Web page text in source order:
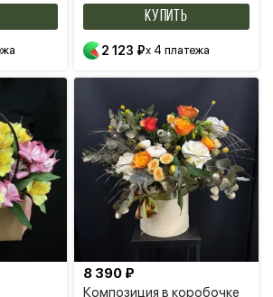
КУПИТЬ
2 123 ₽x 4 платежа
Композиция в коробочке
8 390 ₽